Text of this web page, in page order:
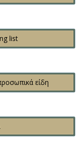
list
είδη